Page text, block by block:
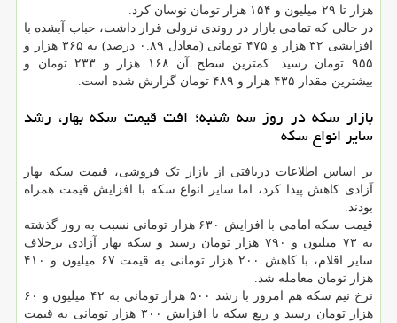
هزار تا ۲۹ میلیون و ۱۵۴ هزار تومان نوسان کرد.
در حالی که تمامی بازار در روندی نزولی قرار داشت، حباب آبشده با
افزایشی ۳۲ هزار و ۴۷۵ تومانی (معادل ۰.۸۹ درصد) به ۳۶۵ هزار و
۹۵۵ تومان رسید. کمترین سطح آن ۱۶۸ هزار و ۲۳۳ تومان و
بیشترین مقدار ۴۳۵ هزار و ۴۸۹ تومان گزارش شده است.
بازار سکه در روز سه شنبه؛ افت قیمت سکه بهار، رشد
سایر انواع سکه
بر اساس اطلاعات دریافتی از بازار تک فروشی، قیمت سکه بهار
آزادی کاهش پیدا کرد، اما سایر انواع سکه با افزایش قیمت همراه
بودند.
قیمت سکه امامی با افزایش ۶۳۰ هزار تومانی نسبت به روز گذشته
به ۷۳ میلیون و ۷۹۰ هزار تومان رسید و سکه بهار آزادی برخلاف
سایر اقلام، با کاهش ۲۰۰ هزار تومانی به قیمت ۶۷ میلیون و ۴۱۰
هزار تومان معامله شد.
نرخ نیم سکه هم امروز با رشد ۵۰۰ هزار تومانی به ۴۲ میلیون و ۶۰
هزار تومان رسید و ربع سکه با افزایش ۳۰۰ هزار تومانی به قیمت